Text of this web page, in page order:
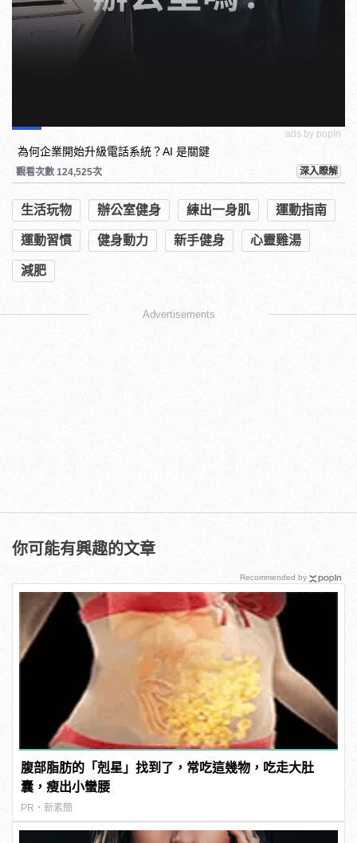
ads by popIn
為何企業開始升級電話系統？AI 是關鍵
觀看次數 124,525次 深入瞭解
生活玩物 辦公室健身 練出一身肌 運動指南
運動習慣 健身動力 新手健身 心靈雞湯
減肥
Advertisements
你可能有興趣的文章
腹部脂肪的「剋星」找到了，常吃這幾物，吃走大肚
囊，瘦出小蠻腰
PR・新素簡
Recommended by